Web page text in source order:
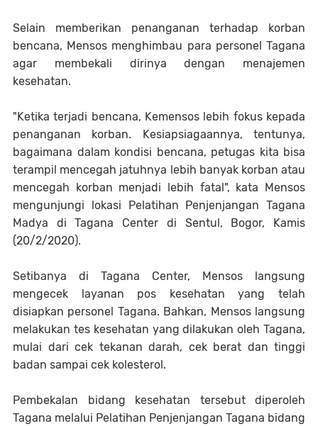
Selain memberikan penanganan terhadap korban
bencana, Mensos menghimbau para personel Tagana
agar membekali dirinya dengan menajemen
kesehatan.
"Ketika terjadi bencana, Kemensos lebih fokus kepada
penanganan korban. Kesiapsiagaannya, tentunya,
bagaimana dalam kondisi bencana, petugas kita bisa
terampil mencegah jatuhnya lebih banyak korban atau
mencegah korban menjadi lebih fatal", kata Mensos
mengunjungi lokasi Pelatihan Penjenjangan Tagana
Madya di Tagana Center di Sentul, Bogor, Kamis
(20/2/2020).
Setibanya di Tagana Center, Mensos langsung
mengecek layanan pos kesehatan yang telah
disiapkan personel Tagana. Bahkan, Mensos langsung
melakukan tes kesehatan yang dilakukan oleh Tagana,
mulai dari cek tekanan darah, cek berat dan tinggi
badan sampai cek kolesterol.
Pembekalan bidang kesehatan tersebut diperoleh
Tagana melalui Pelatihan Penjenjangan Tagana bidang